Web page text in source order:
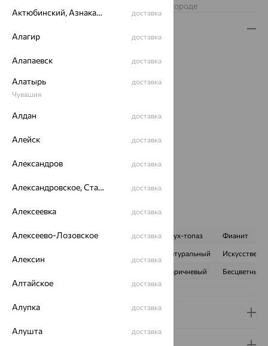
Изделие недоступно для заказа в вашем городе
Вес:8.41 — 8.48
Металл:
Проба:925
Вставка:
Микс полудрагоценных камней
Вид покрытия:
Цвет вставки:
Новинка:Да, Нет
Характеристика вставки:
ВИД КАМНЯ Раух-топаз Фианит
Натуральный
Коричневый Бесцветный
Доставка и оплата
Актюбинский, Азнакаевский район доставка
Алагир доставка
Алапаевск доставка
Алатырь
Чувашия
доставка
Алдан доставка
Алейск доставка
Александров доставка
Александровское, Ставропольский край доставка
Алексеевка доставка
Алексеево-Лозовское доставка
Алексин доставка
Алтайское доставка
Алупка доставка
Алушта доставка